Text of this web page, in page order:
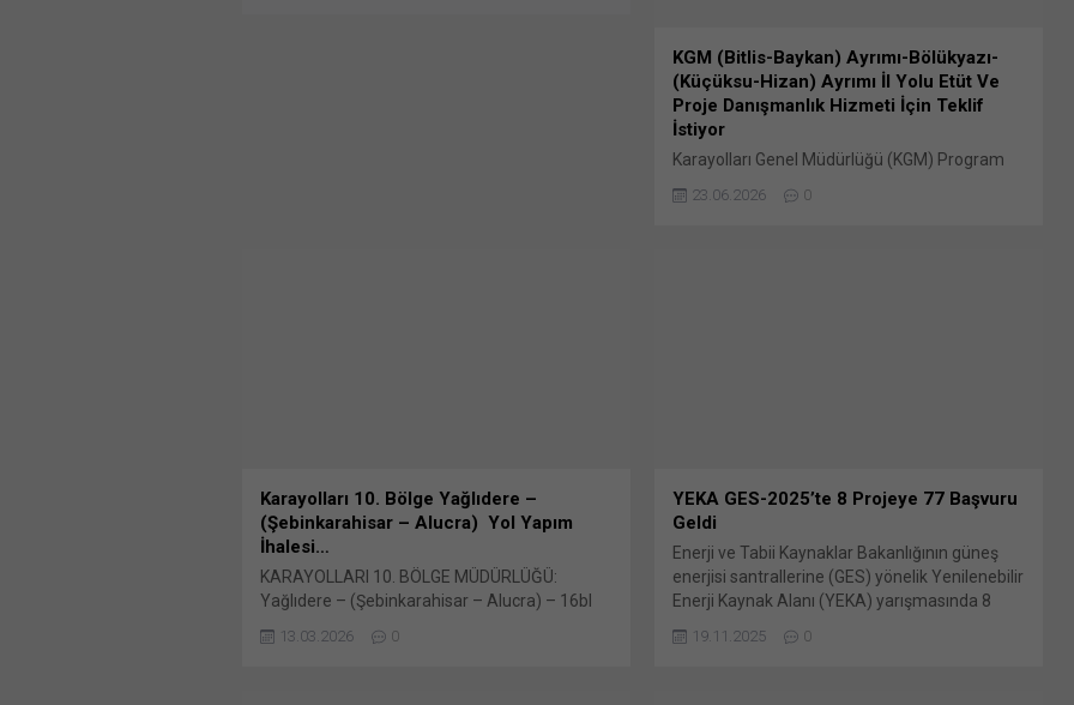
KGM (Bitlis-Baykan) Ayrımı-Bölükyazı-
(Küçüksu-Hizan) Ayrımı İl Yolu Etüt Ve
Proje Danışmanlık Hizmeti İçin Teklif
İstiyor
Karayolları Genel Müdürlüğü (KGM) Program
ve İzleme Dairesi Başkanlığı tarafından daha
önce firmalardan ön yeterlik başvuruları alınan
23.06.2026 0
Karayolları 10. Bölge Yağlıdere –
(Şebinkarahisar – Alucra) Yol Yapım
İhalesi…
KARAYOLLARI 10. BÖLGE MÜDÜRLÜĞÜ:
Yağlıdere – (Şebinkarahisar – Alucra) – 16bl
İşleri, Sanat Yapıları, Üstyapı İşleri, Bunu
13.03.2026 0
YEKA GES-2025’te 8 Projeye 77 Başvuru
Geldi
Enerji ve Tabii Kaynaklar Bakanlığının güneş
enerjisi santrallerine (GES) yönelik Yenilenebilir
Enerji Kaynak Alanı (YEKA) yarışmasında 8
açıklamaya Bunu paylaş: X'te paylaşmak için
19.11.2025 0